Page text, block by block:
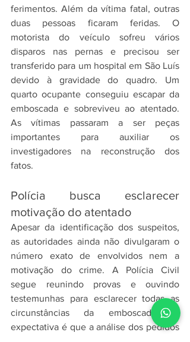
ferimentos. Além da vítima fatal, outras
duas pessoas ficaram feridas. O
motorista do veículo sofreu vários
disparos nas pernas e precisou ser
transferido para um hospital em São Luís
devido à gravidade do quadro. Um
quarto ocupante conseguiu escapar da
emboscada e sobreviveu ao atentado.
As vítimas passaram a ser peças
importantes para auxiliar os
investigadores na reconstrução dos
fatos.
Polícia busca esclarecer
motivação do atentado
Apesar da identificação dos suspeitos,
as autoridades ainda não divulgaram o
número exato de envolvidos nem a
motivação do crime. A Polícia Civil
segue reunindo provas e ouvindo
testemunhas para esclarecer todas as
circunstâncias da emboscada. A
expectativa é que a análise dos pedidos